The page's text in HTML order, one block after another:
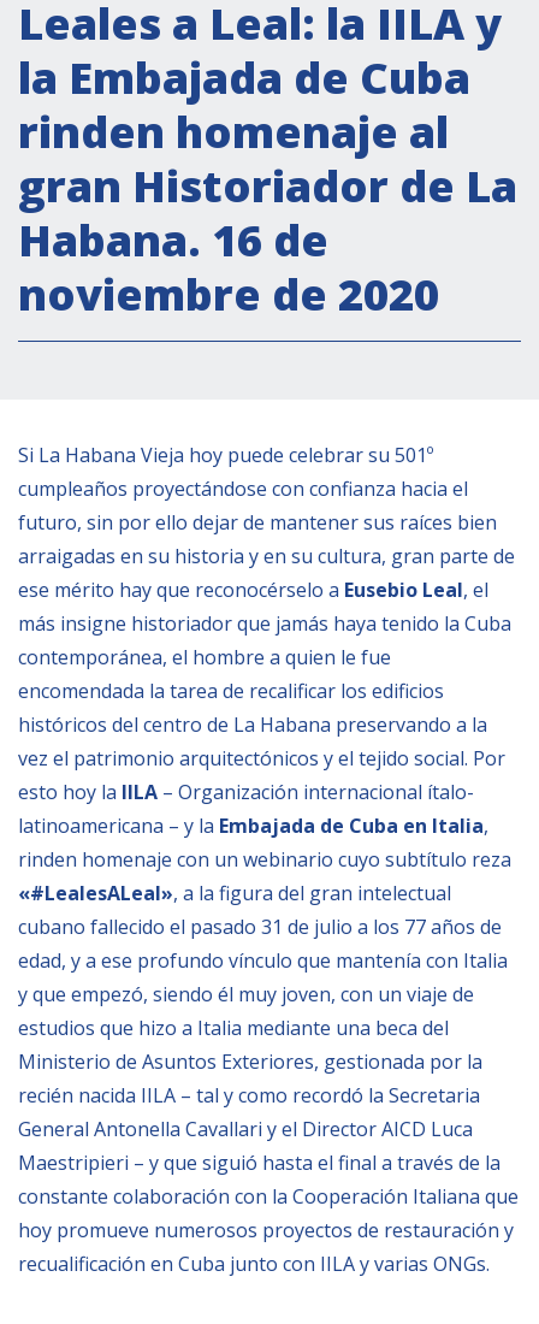
Secretaría Cultural
Secretaría Socioeconómica
Secretaría Técnico-científica
Forum Pymes
Conferencia Italia- América Latina y el Caribe
Red para la promoción de la igualdad de
género
COOPERACIÓN
Patrimonio cultural
Empoderamiento socio-económico
Justicia y Seguridad
EUROsociAL
EL PAcCTO
EUROFRONT
COPOLAD III
AL-INVEST Verde
MEDIOS
Fotos
Vídeos
Audios
BIBLIOTECA
Biblioteca
Publicaciones
Leales a Leal: la IILA y
la Embajada de Cuba
rinden homenaje al
gran Historiador de La
Habana. 16 de
noviembre de 2020
Si La Habana Vieja hoy puede celebrar su 501º
cumpleaños proyectándose con confianza hacia el
futuro, sin por ello dejar de mantener sus raíces bien
arraigadas en su historia y en su cultura, gran parte de
ese mérito hay que reconocérselo a Eusebio Leal, el
más insigne historiador que jamás haya tenido la Cuba
contemporánea, el hombre a quien le fue
encomendada la tarea de recalificar los edificios
históricos del centro de La Habana preservando a la
vez el patrimonio arquitectónicos y el tejido social. Por
esto hoy la IILA – Organización internacional ítalo-
latinoamericana – y la Embajada de Cuba en Italia,
rinden homenaje con un webinario cuyo subtítulo reza
«#LealesALeal», a la figura del gran intelectual
cubano fallecido el pasado 31 de julio a los 77 años de
edad, y a ese profundo vínculo que mantenía con Italia
y que empezó, siendo él muy joven, con un viaje de
estudios que hizo a Italia mediante una beca del
Ministerio de Asuntos Exteriores, gestionada por la
recién nacida IILA – tal y como recordó la Secretaria
General Antonella Cavallari y el Director AICD Luca
Maestripieri – y que siguió hasta el final a través de la
constante colaboración con la Cooperación Italiana que
hoy promueve numerosos proyectos de restauración y
recualificación en Cuba junto con IILA y varias ONGs.